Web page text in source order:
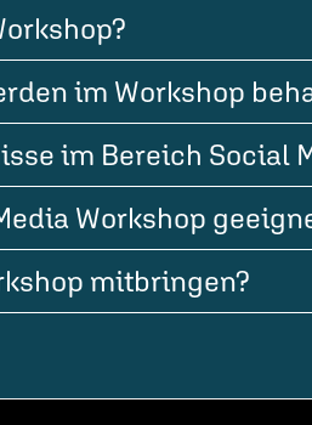
im Workshop
im Bereich Social
Workshop
mitbringen?